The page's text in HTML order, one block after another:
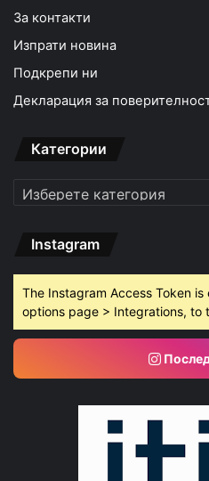
За контакти
Изпрати новина
Подкрепи ни
Декларация за
Категории
Категории
Instagram
The Instagram Access Token
options page > Integrations, to